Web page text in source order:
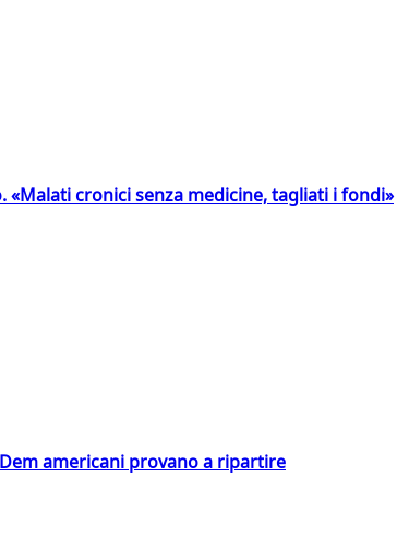
«Malati cronici senza medicine, tagliati i fondi»
americani provano a ripartire